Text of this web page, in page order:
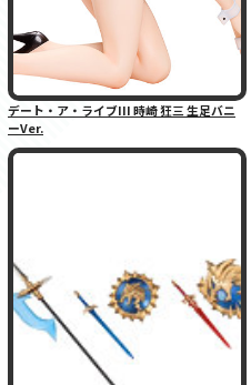
デート・ア・ライブIII 時崎 狂三 生足バニ
ーVer.